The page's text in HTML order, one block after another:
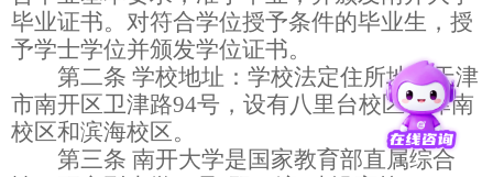
毕业证书。对符合学位授予条件的毕业生，授
予学士学位并颁发学位证书。
第二条 学校地址：学校法定住所地为天津
市南开区卫津路94号，设有八里台校区、津南
校区和滨海校区。
第三条 南开大学是国家教育部直属综合